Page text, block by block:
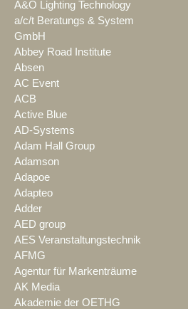
A&O Lighting Technology
a/c/t Beratungs & System
GmbH
Abbey Road Institute
Absen
AC Event
ACB
Active Blue
AD-Systems
Adam Hall Group
Adamson
Adapoe
Adapteo
Adder
AED group
AES Veranstaltungstechnik
AFMG
Agentur für Markenträume
AK Media
Akademie der OETHG